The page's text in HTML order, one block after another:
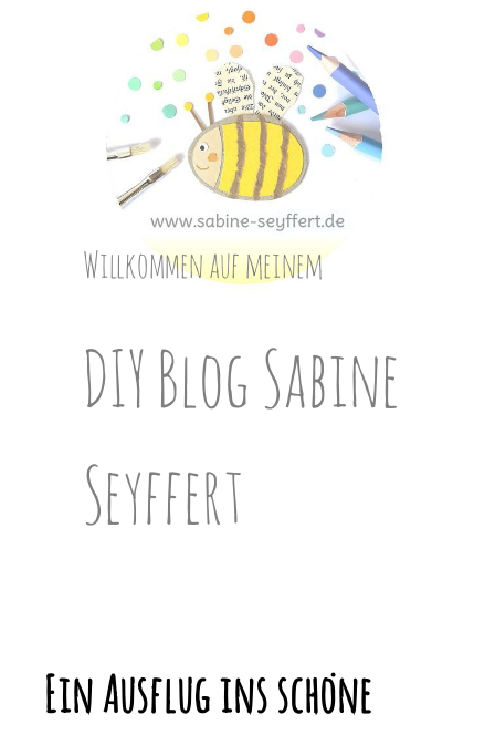
Willkommen auf meinem
DIY Blog Sabine
Seyffert
Ein Ausflug ins schöne